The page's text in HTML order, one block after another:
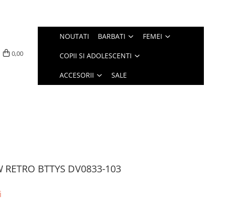
0,00
NOUTATI BARBATI FEMEI
COPII SI ADOLESCENTI
ACCESORII SALE
BTTYS DV0833-103